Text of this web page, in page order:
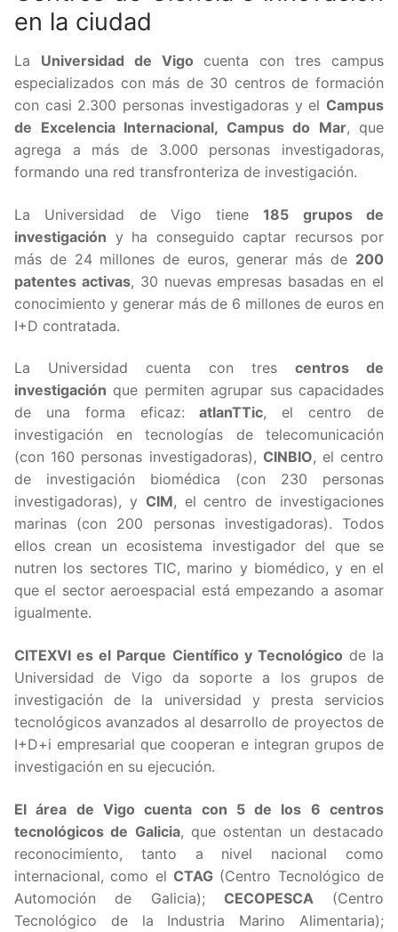
en la ciudad
La Universidad de Vigo cuenta con tres campus
especializados con más de 30 centros de formación
con casi 2.300 personas investigadoras y el Campus
de Excelencia Internacional, Campus do Mar, que
agrega a más de 3.000 personas investigadoras,
formando una red transfronteriza de investigación.
La Universidad de Vigo tiene185 grupos de
investigación y ha conseguido captar recursos por
más de 24 millones de euros, generar más de 200
patentes activas, 30 nuevas empresas basadas en el
conocimiento y generar más de 6 millones de euros en
I+D contratada.
La Universidad cuenta con tres centros de
investigación que permiten agrupar sus capacidades
de una forma eficaz:atlanTTic, el centro de
investigación en tecnologías de telecomunicación
(con 160 personas investigadoras), CINBIO, el centro
de investigación biomédica (con 230 personas
investigadoras), y CIM, el centro de investigaciones
marinas (con 200 personas investigadoras). Todos
ellos crean un ecosistema investigador del que se
nutren los sectores TIC, marino y biomédico, y en el
que el sector aeroespacial está empezando a asomar
igualmente.
CITEXVI es el Parque Científico y Tecnológico de la
Universidad de Vigo da soporte a los grupos de
investigación de la universidad y presta servicios
tecnológicos avanzados al desarrollo de proyectos de
I+D+i empresarial que cooperan e integran grupos de
investigación en su ejecución.
El área de Vigo cuenta con 5 de los 6 centros
tecnológicos de Galicia, que ostentan un destacado
reconocimiento, tanto a nivel nacional como
internacional, como el CTAG (Centro Tecnológico de
Automoción de Galicia); CECOPESCA (Centro
Tecnológico de la Industria Marino Alimentaria);